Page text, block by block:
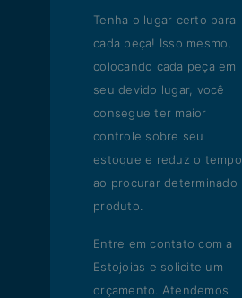
Tenha o lugar certo para
cada peça! Isso mesmo,
colocando cada peça em
seu devido lugar, você
consegue ter maior
controle sobre seu
estoque e reduz o tempo
ao procurar determinado
produto.
Entre em contato com a
Estojoias e solicite um
orçamento. Atendemos